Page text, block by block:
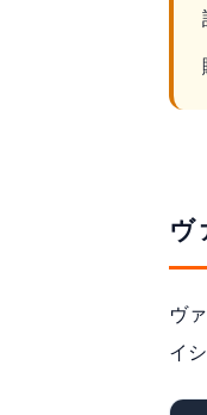
ヴ
ヴ
イ